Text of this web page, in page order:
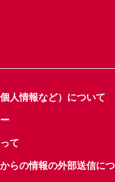
人情報など）について
て
らの情報の外部送信に